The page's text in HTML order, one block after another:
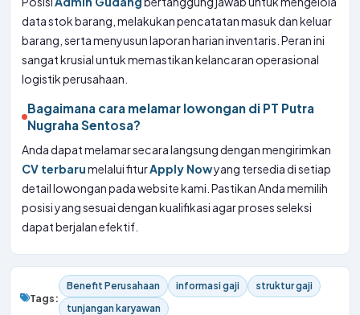
data stok barang, melakukan pencatatan masuk dan keluar
barang, serta menyusun laporan harian inventaris. Peran ini
sangat krusial untuk memastikan kelancaran operasional
logistik perusahaan.
Bagaimana cara melamar lowongan di PT Putra
Nugraha Sentosa?
Anda dapat melamar secara langsung dengan mengirimkan
CV terbarumelalui fiturApply Nowyang tersedia di setiap
detail lowongan pada website kami. Pastikan Anda memilih
posisi yang sesuai dengan kualifikasi agar proses seleksi
dapat berjalan efektif.
Tags:
Benefit Perusahaan informasi gaji
struktur gaji
tunjangan karyawan